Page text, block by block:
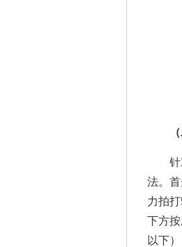
针对
法。
力拍
下方
以下